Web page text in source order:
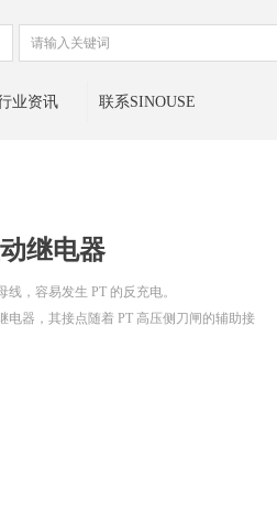
业资讯 联系SINOUSE
继电器
，容易发生 PT 的反充电。
电器，其接点随着 PT 高压侧刀闸的辅助接